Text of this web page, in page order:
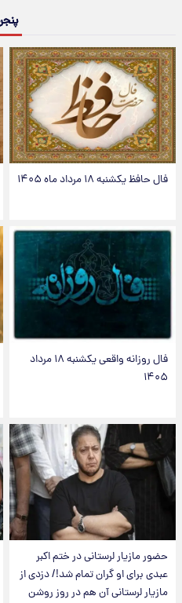
پنجره
فال حافظ یکشنبه ۱۸ مرداد ماه ۱۴۰۵
فال روزانه واقعی یکشنبه ۱۸ مرداد
۱۴۰۵
حضور مازیار لرستانی در ختم اکبر
عبدی برای او گران تمام شد!/ دزدی از
مازیار لرستانی آن هم در روز روشن